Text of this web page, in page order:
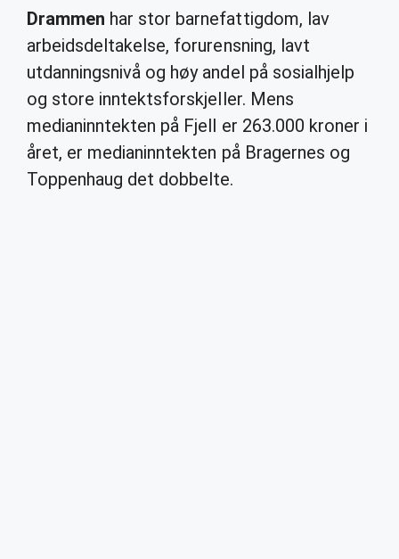
Drammen har stor barnefattigdom, lav
arbeidsdeltakelse, forurensning, lavt
utdanningsnivå og høy andel på sosialhjelp
og store inntektsforskjeller. Mens
medianinntekten på Fjell er 263.000 kroner i
året, er medianinntekten på Bragernes og
Toppenhaug det dobbelte.